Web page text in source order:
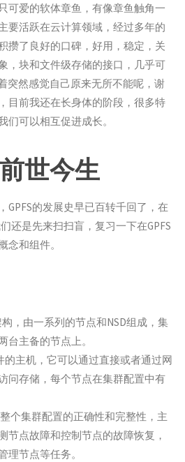
可爱的软体章鱼，有像章鱼触角一
要活跃在云计算领域，经过多年的
攒了良好的口碑，好用，稳定，关
，块和文件级存储的接口，几乎可
突然感觉自己原来无所不能呢，谢
目前我还在长身体的阶段，很多特
们可以相互促进成长。
世今生
GPFS的发展史早已百转千回了，在
还是先来扫扫盲，复习一下在GPFS
念和组件。
构，由一系列的节点和NSD组成，集
台主备的节点上。
的主机，它可以通过直接或者通过网
问存储，每个节点在集群配置中有
个集群配置的正确性和完整性，主
节点故障和控制节点的故障恢复，
理节点等任务。